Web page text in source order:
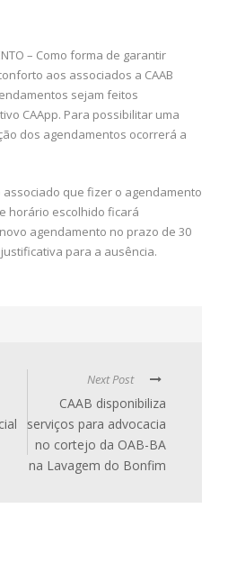
– Como forma de garantir
aos associados a CAAB
sejam feitos
CAApp. Para possibilitar uma
dos agendamentos ocorrerá a
que fizer o agendamento
horário escolhido ficará
agendamento no prazo de 30
para a ausência.
Next Post
CAAB disponibiliza
serviços para advocacia
no cortejo da OAB-BA
na Lavagem do Bonfim